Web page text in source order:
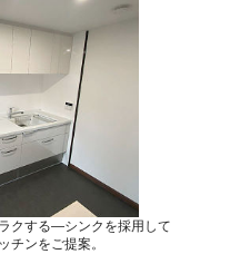
クする―シンクを採用して
チンをご提案。